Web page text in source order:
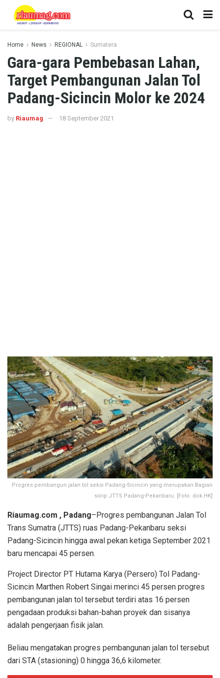
Home News REGIONAL Sumatera
Gara-gara Pembebasan Lahan,
Target Pembangunan Jalan Tol
Padang-Sicincin Molor ke 2024
by Riaumag 18 September 2021
Progres pembangun jalan tol seksi Padang-Sicincin yang merupakan Bagian
siirip JTTS Padang-Pekanbaru. [Foto: dok.HK]
Riaumag.com , Padang–Progres pembangunan Jalan Tol
Trans Sumatra (JTTS) ruas Padang-Pekanbaru seksi
Padang-Sicincin hingga awal pekan ketiga September 2021
baru mencapai 45 persen.
Project Director PT Hutama Karya (Persero) Tol Padang-
Sicincin Marthen Robert Singai merinci 45 persen progres
pembangunan jalan tol tersebut terdiri atas 16 persen
pengadaan produksi bahan-bahan proyek dan sisanya
adalah pengerjaan fisik jalan.
Beliau mengatakan progres pembangunan jalan tol tersebut
dari STA (stasioning) 0 hingga 36,6 kilometer.